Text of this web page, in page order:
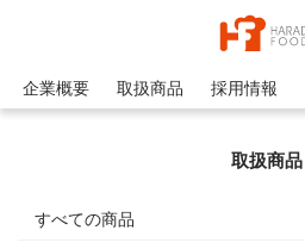
企業概要 取扱商品 採用情報
取扱商品
すべての商品